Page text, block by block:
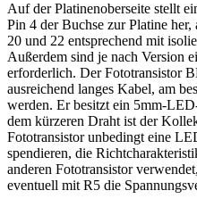
Auf der Platinenoberseite stellt
Pin 4 der Buchse zur Platine
20 und 22 entsprechend mit
Außerdem sind je nach Version
erforderlich. Der Fototransistor
ausreichend langes Kabel, am
werden. Er besitzt ein 5mm-
dem kürzeren Draht ist der
Fototransistor unbedingt eine
spendieren, die
anderen Fototransistor
eventuell mit R5 die